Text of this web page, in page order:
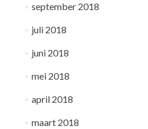
september 2018
juli 2018
juni 2018
mei 2018
april 2018
maart 2018